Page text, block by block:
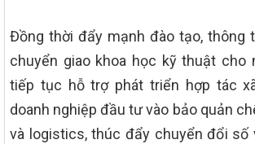
Đồng thời đẩy mạnh đào tạo, thông
chuyển giao khoa học kỹ thuật cho
tiếp tục hỗ trợ phát triển hợp tác
doanh nghiệp đầu tư vào bảo quản
và logistics, thúc đẩy chuyển đổi số